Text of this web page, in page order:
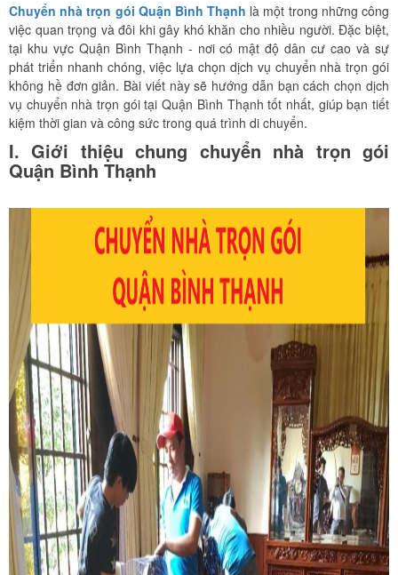
TRỌN GÓI QUẬN BÌNH THẠNH TỐT NHẤT
Chuyển nhà trọn gói Quận Bình Thạnh là một trong những công
việc quan trọng và đôi khi gây khó khăn cho nhiều người. Đặc biệt,
tại khu vực Quận Bình Thạnh - nơi có mật độ dân cư cao và sự
phát triển nhanh chóng, việc lựa chọn dịch vụ chuyển nhà trọn gói
không hề đơn giản. Bài viết này sẽ hướng dẫn bạn cách chọn dịch
vụ chuyển nhà trọn gói tại Quận Bình Thạnh tốt nhất, giúp bạn tiết
kiệm thời gian và công sức trong quá trình di chuyển.
I. Giới thiệu chung chuyển nhà trọn gói
Quận Bình Thạnh